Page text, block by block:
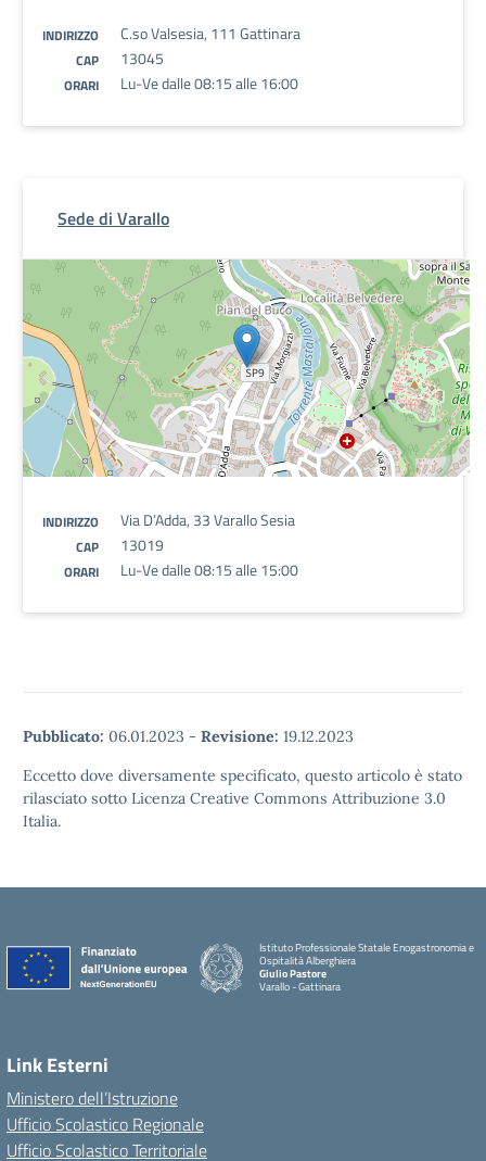
INDIRIZZO C.so Valsesia, 111 Gattinara
CAP 13045
ORARI Lu-Ve dalle 08:15 alle 16:00
Sede di Varallo
INDIRIZZO Via D’Adda, 33 Varallo Sesia
CAP 13019
ORARI Lu-Ve dalle 08:15 alle 15:00
Pubblicato: 06.01.2023 - Revisione: 19.12.2023
Eccetto dove diversamente specificato, questo articolo è stato
rilasciato sotto Licenza Creative Commons Attribuzione 3.0
Italia.
Istituto Professionale Statale Enogastronomia e
Ospitalità Alberghiera
Giulio Pastore
Varallo - Gattinara
Link Esterni
Ministero dell’Istruzione
Ufficio Scolastico Regionale
Ufficio Scolastico Territoriale